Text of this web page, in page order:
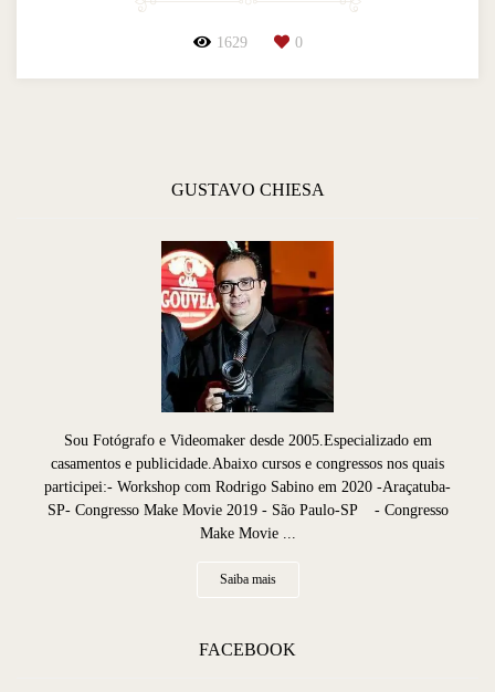
1629 0
GUSTAVO CHIESA
Sou Fotógrafo e Videomaker desde 2005.Especializado em
casamentos e publicidade.Abaixo cursos e congressos nos quais
participei:- Workshop com Rodrigo Sabino em 2020 -Araçatuba-
SP- Congresso Make Movie 2019 - São Paulo-SP - Congresso
Make Movie ...
Saiba mais
FACEBOOK